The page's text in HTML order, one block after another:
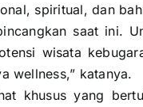
spiritual, dan
saat ini.
wisata
wellness,” katanya.
khusus yang